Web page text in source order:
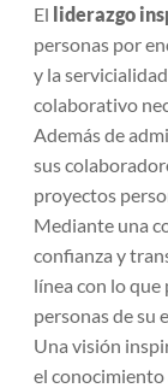
El liderazgo
personas por
y la
colaborativo
Además de
sus
proyectos
Mediante una
confianza y
línea con lo que
personas de su
Una visión
el conocimiento